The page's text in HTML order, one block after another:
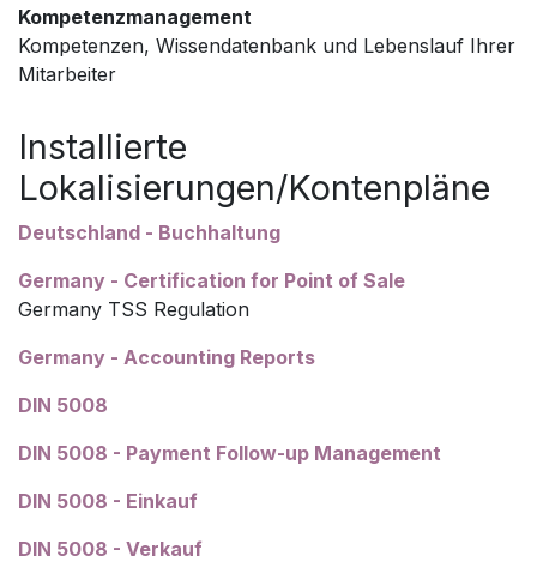
Kompetenzmanagement
Kompetenzen, Wissendatenbank und Lebenslauf Ihrer
Mitarbeiter
Installierte
Lokalisierungen/Kontenpläne
Deutschland - Buchhaltung
Germany - Certification for Point of Sale
Germany TSS Regulation
Germany - Accounting Reports
DIN 5008
DIN 5008 - Payment Follow-up Management
DIN 5008 - Einkauf
DIN 5008 - Verkauf